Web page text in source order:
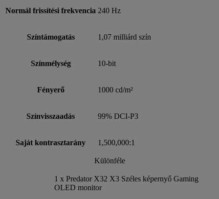
Normál frissítési frekvencia 240 Hz
Színtámogatás 1,07 milliárd szín
Színmélység 10-bit
Fényerő 1000 cd/m²
Színvisszaadás 99% DCI-P3
Saját kontrasztarány 1,500,000:1
Különféle
1 x Predator X32 X3 Széles képernyő Gaming
OLED monitor